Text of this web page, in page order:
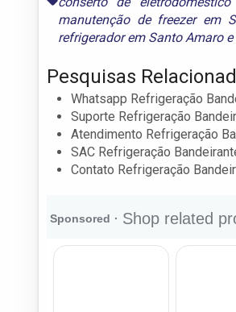
manutenção de freezer em
refrigerador em Santo Amaroe
Pesquisas
Whatsapp Refrigeração
Suporte Refrigeração
Atendimento Refrigeração
SAC Refrigeração
Contato Refrigeração